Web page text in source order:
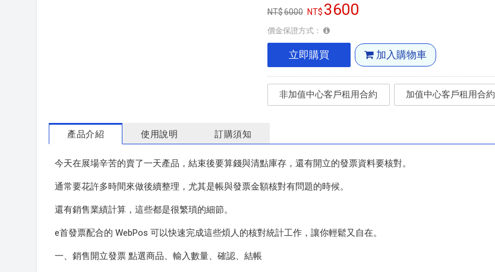
6000 3600
價金保證方式：
立即購買 加入購物車
非加值中心客戶租用合約 加值中心客戶租用合約
產品介紹 使用說明 訂購須知
今天在展場辛苦的賣了一天產品，結束後要算錢與清點庫存，還有開立的發票資料要核對。
通常要花許多時間來做後續整理，尤其是帳與發票金額核對有問題的時候。
還有銷售業績計算，這些都是很繁瑣的細節。
e首發票配合的 WebPos 可以快速完成這些煩人的核對統計工作，讓你輕鬆又自在。
一、銷售開立發票 點選商品、輸入數量、確認、結帳